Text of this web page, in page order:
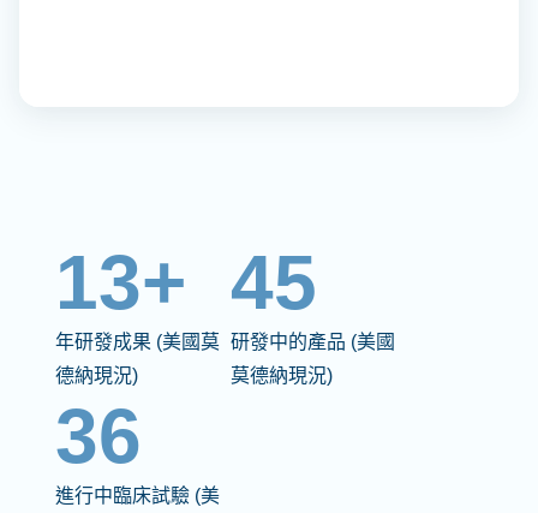
13+
年研發成果 (美國莫
德納現況)
45
研發中的產品 (美國
莫德納現況)
36
進行中臨床試驗 (美